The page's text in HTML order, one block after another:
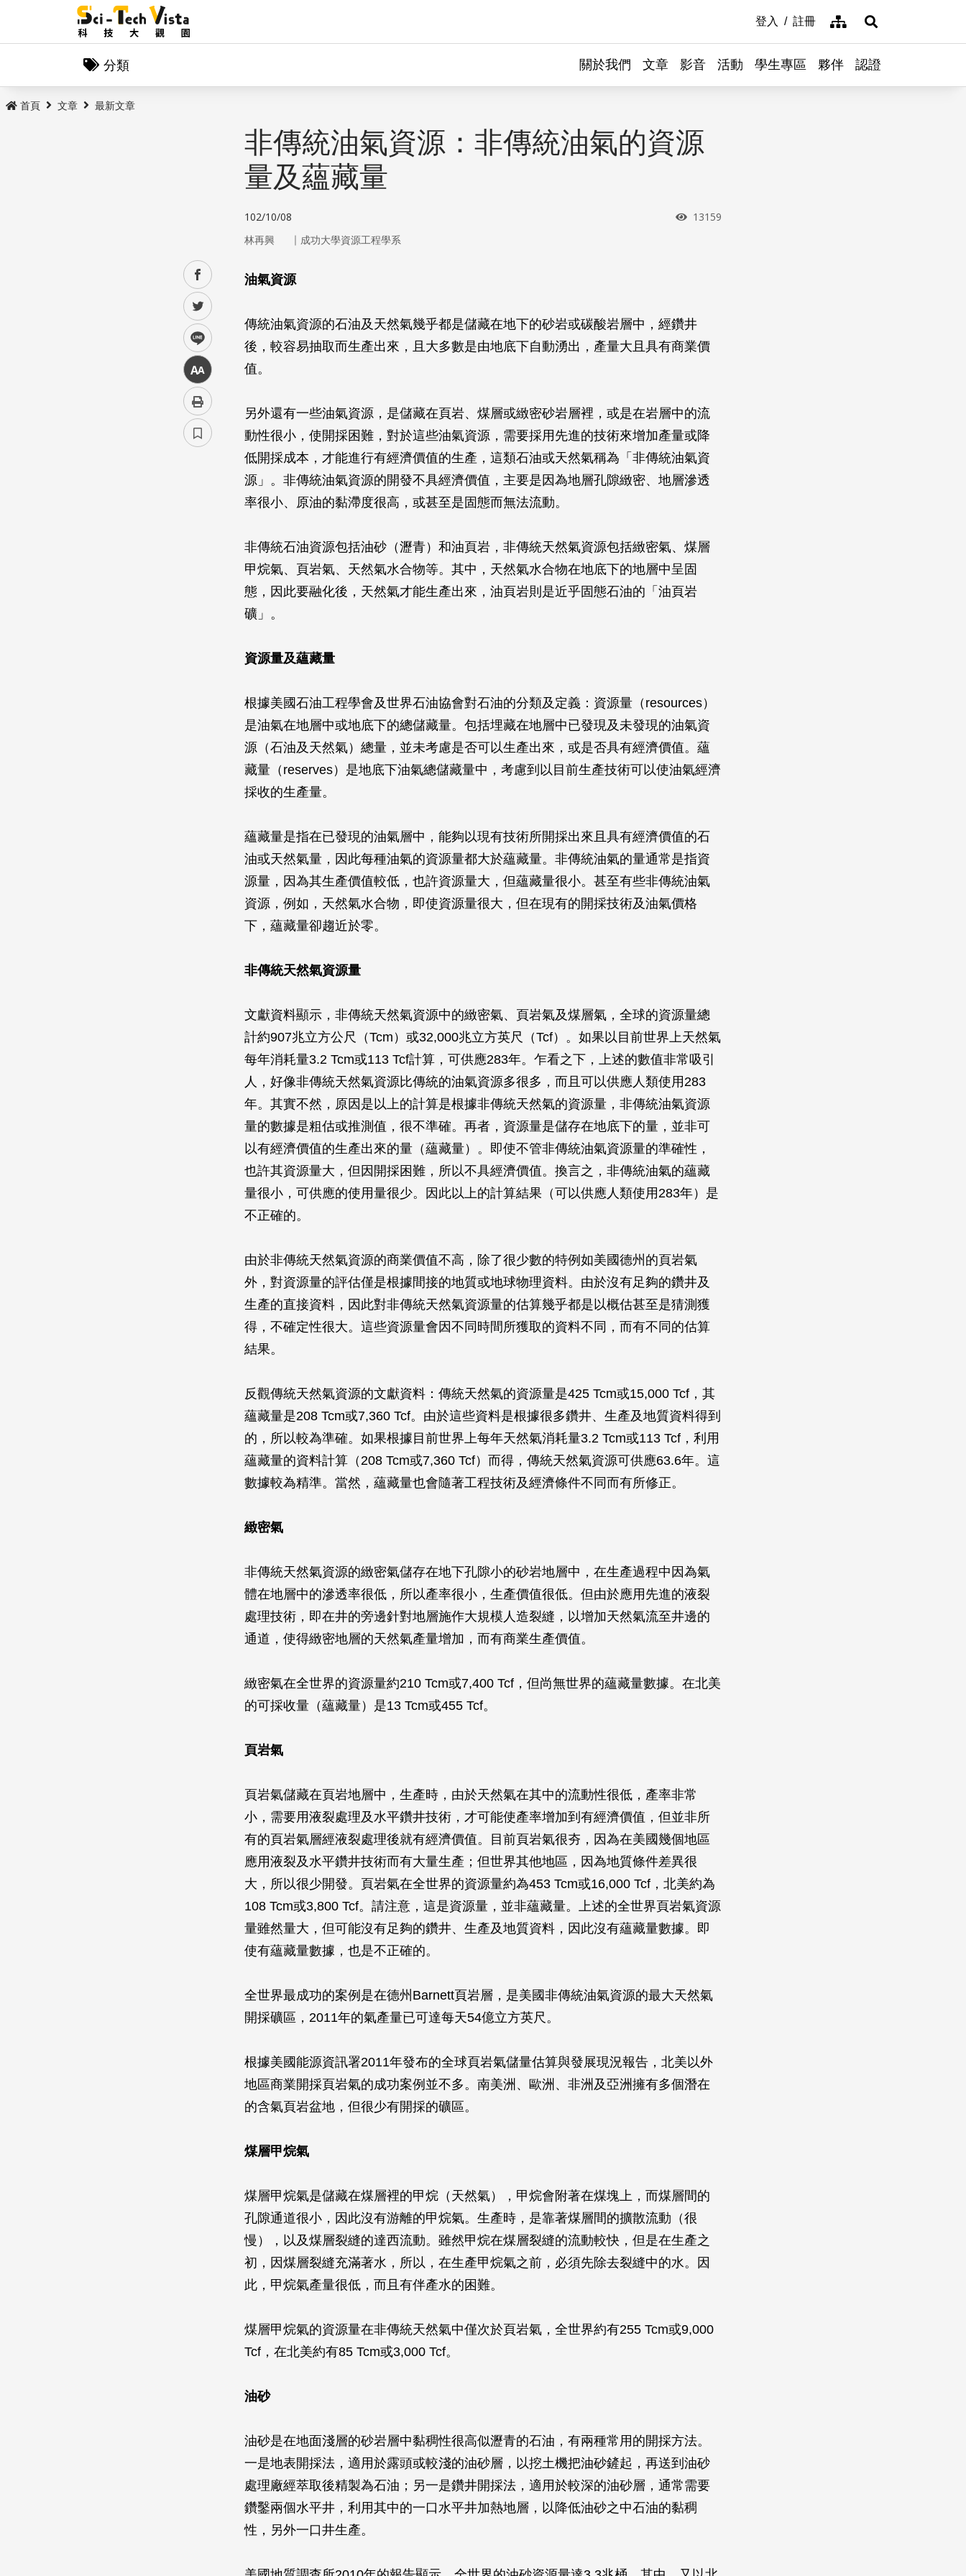
登入 註冊 網站導覽展開搜尋
分類 關於我們 文章 影音 活動 學生專區 夥伴 認證
首頁 文章 最新文章
facebook
twitter
line
中
非傳統油氣資源：非傳統油氣的資源
量及蘊藏量
102/10/08 瀏覽次數
13159
林再興 ｜ 成功大學資源工程學系
油氣資源
傳統油氣資源的石油及天然氣幾乎都是儲藏在地下的砂岩或碳酸岩層中，經鑽井
後，較容易抽取而生產出來，且大多數是由地底下自動湧出，產量大且具有商業價
值。
另外還有一些油氣資源，是儲藏在頁岩、煤層或緻密砂岩層裡，或是在岩層中的流
動性很小，使開採困難，對於這些油氣資源，需要採用先進的技術來增加產量或降
低開採成本，才能進行有經濟價值的生產，這類石油或天然氣稱為「非傳統油氣資
源」。非傳統油氣資源的開發不具經濟價值，主要是因為地層孔隙緻密、地層滲透
率很小、原油的黏滯度很高，或甚至是固態而無法流動。
非傳統石油資源包括油砂（瀝青）和油頁岩，非傳統天然氣資源包括緻密氣、煤層
甲烷氣、頁岩氣、天然氣水合物等。其中，天然氣水合物在地底下的地層中呈固
態，因此要融化後，天然氣才能生產出來，油頁岩則是近乎固態石油的「油頁岩
礦」。
資源量及蘊藏量
根據美國石油工程學會及世界石油協會對石油的分類及定義：資源量（resources）
是油氣在地層中或地底下的總儲藏量。包括埋藏在地層中已發現及未發現的油氣資
源（石油及天然氣）總量，並未考慮是否可以生產出來，或是否具有經濟價值。蘊
藏量（reserves）是地底下油氣總儲藏量中，考慮到以目前生產技術可以使油氣經濟
採收的生產量。
蘊藏量是指在已發現的油氣層中，能夠以現有技術所開採出來且具有經濟價值的石
油或天然氣量，因此每種油氣的資源量都大於蘊藏量。非傳統油氣的量通常是指資
源量，因為其生產價值較低，也許資源量大，但蘊藏量很小。甚至有些非傳統油氣
資源，例如，天然氣水合物，即使資源量很大，但在現有的開採技術及油氣價格
下，蘊藏量卻趨近於零。
非傳統天然氣資源量
文獻資料顯示，非傳統天然氣資源中的緻密氣、頁岩氣及煤層氣，全球的資源量總
計約907兆立方公尺（Tcm）或32,000兆立方英尺（Tcf）。如果以目前世界上天然氣
每年消耗量3.2 Tcm或113 Tcf計算，可供應283年。乍看之下，上述的數值非常吸引
人，好像非傳統天然氣資源比傳統的油氣資源多很多，而且可以供應人類使用283
年。其實不然，原因是以上的計算是根據非傳統天然氣的資源量，非傳統油氣資源
量的數據是粗估或推測值，很不準確。再者，資源量是儲存在地底下的量，並非可
以有經濟價值的生產出來的量（蘊藏量）。即使不管非傳統油氣資源量的準確性，
也許其資源量大，但因開採困難，所以不具經濟價值。換言之，非傳統油氣的蘊藏
量很小，可供應的使用量很少。因此以上的計算結果（可以供應人類使用283年）是
不正確的。
由於非傳統天然氣資源的商業價值不高，除了很少數的特例如美國德州的頁岩氣
外，對資源量的評估僅是根據間接的地質或地球物理資料。由於沒有足夠的鑽井及
生產的直接資料，因此對非傳統天然氣資源量的估算幾乎都是以概估甚至是猜測獲
得，不確定性很大。這些資源量會因不同時間所獲取的資料不同，而有不同的估算
結果。
反觀傳統天然氣資源的文獻資料：傳統天然氣的資源量是425 Tcm或15,000 Tcf，其
蘊藏量是208 Tcm或7,360 Tcf。由於這些資料是根據很多鑽井、生產及地質資料得到
的，所以較為準確。如果根據目前世界上每年天然氣消耗量3.2 Tcm或113 Tcf，利用
蘊藏量的資料計算（208 Tcm或7,360 Tcf）而得，傳統天然氣資源可供應63.6年。這
數據較為精準。當然，蘊藏量也會隨著工程技術及經濟條件不同而有所修正。
緻密氣
非傳統天然氣資源的緻密氣儲存在地下孔隙小的砂岩地層中，在生產過程中因為氣
體在地層中的滲透率很低，所以產率很小，生產價值很低。但由於應用先進的液裂
處理技術，即在井的旁邊針對地層施作大規模人造裂縫，以增加天然氣流至井邊的
通道，使得緻密地層的天然氣產量增加，而有商業生產價值。
緻密氣在全世界的資源量約210 Tcm或7,400 Tcf，但尚無世界的蘊藏量數據。在北美
的可採收量（蘊藏量）是13 Tcm或455 Tcf。
頁岩氣
頁岩氣儲藏在頁岩地層中，生產時，由於天然氣在其中的流動性很低，產率非常
小，需要用液裂處理及水平鑽井技術，才可能使產率增加到有經濟價值，但並非所
有的頁岩氣層經液裂處理後就有經濟價值。目前頁岩氣很夯，因為在美國幾個地區
應用液裂及水平鑽井技術而有大量生產；但世界其他地區，因為地質條件差異很
大，所以很少開發。頁岩氣在全世界的資源量約為453 Tcm或16,000 Tcf，北美約為
108 Tcm或3,800 Tcf。請注意，這是資源量，並非蘊藏量。上述的全世界頁岩氣資源
量雖然量大，但可能沒有足夠的鑽井、生產及地質資料，因此沒有蘊藏量數據。即
使有蘊藏量數據，也是不正確的。
全世界最成功的案例是在德州Barnett頁岩層，是美國非傳統油氣資源的最大天然氣
開採礦區，2011年的氣產量已可達每天54億立方英尺。
根據美國能源資訊署2011年發布的全球頁岩氣儲量估算與發展現況報告，北美以外
地區商業開採頁岩氣的成功案例並不多。南美洲、歐洲、非洲及亞洲擁有多個潛在
的含氣頁岩盆地，但很少有開採的礦區。
煤層甲烷氣
煤層甲烷氣是儲藏在煤層裡的甲烷（天然氣），甲烷會附著在煤塊上，而煤層間的
孔隙通道很小，因此沒有游離的甲烷氣。生產時，是靠著煤層間的擴散流動（很
慢），以及煤層裂縫的達西流動。雖然甲烷在煤層裂縫的流動較快，但是在生產之
初，因煤層裂縫充滿著水，所以，在生產甲烷氣之前，必須先除去裂縫中的水。因
此，甲烷氣產量很低，而且有伴產水的困難。
煤層甲烷氣的資源量在非傳統天然氣中僅次於頁岩氣，全世界約有255 Tcm或9,000
Tcf，在北美約有85 Tcm或3,000 Tcf。
油砂
油砂是在地面淺層的砂岩層中黏稠性很高似瀝青的石油，有兩種常用的開採方法。
一是地表開採法，適用於露頭或較淺的油砂層，以挖土機把油砂鏟起，再送到油砂
處理廠經萃取後精製為石油；另一是鑽井開採法，適用於較深的油砂層，通常需要
鑽鑿兩個水平井，利用其中的一口水平井加熱地層，以降低油砂之中石油的黏稠
性，另外一口井生產。